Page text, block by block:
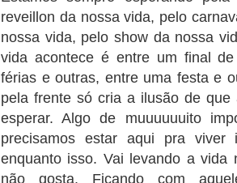
reveillon da nossa vida, pelo
nossa vida, pelo show da nossa
vida acontece é entre um final
férias e outras, entre uma festa e
pela frente só cria a ilusão de
esperar. Algo de muuuuuuito
precisamos estar aqui pra
enquanto isso. Vai levando a vida
não gosta. Ficando com